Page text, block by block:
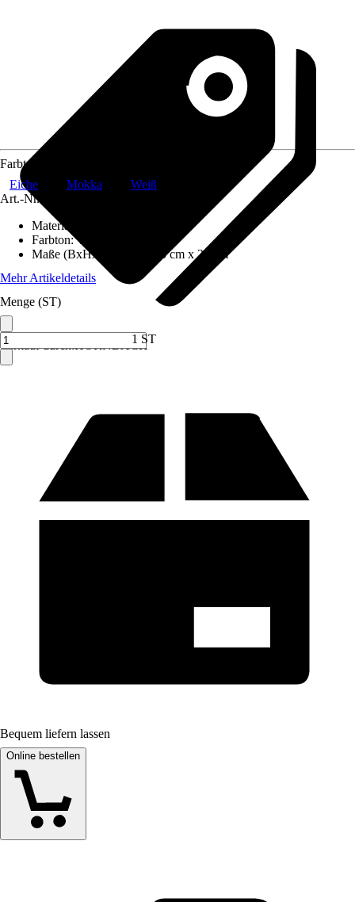
Verkauf durch:HORNBACH
Farbton
Eiche
Mokka
Weiß
Art.-Nr.
Material
Farbton:Weiß
Maße (BxHxT)
90 cm x 5 cm x 25 cm
Mehr Artikeldetails
Menge (ST)
1 ST
Bequem liefern lassen
Online bestellen